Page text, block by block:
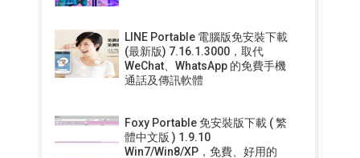
LINE Portable 電腦版免安裝下載
(最新版) 7.16.1.3000，取代
WeChat、WhatsApp 的免費手機
通話及傳訊軟體
Foxy Portable 免安裝版下載 ( 繁
體中文版 ) 1.9.10
Win7/Win8/XP，免費、好用的